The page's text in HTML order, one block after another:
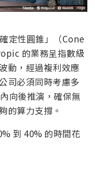
定性圓錐」（Cone
的業務呈指數級
動，經過複利效應
司必須同時考慮多
向後推演，確保無
的算力支撐。
到 40% 的時間花